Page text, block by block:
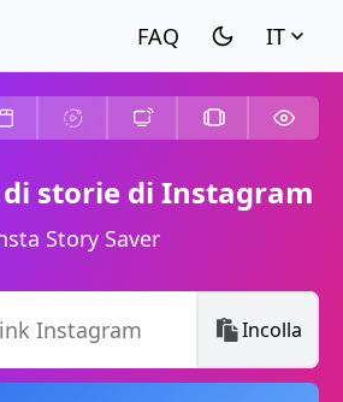
IT
storie di Instagram
Story Saver
Incolla